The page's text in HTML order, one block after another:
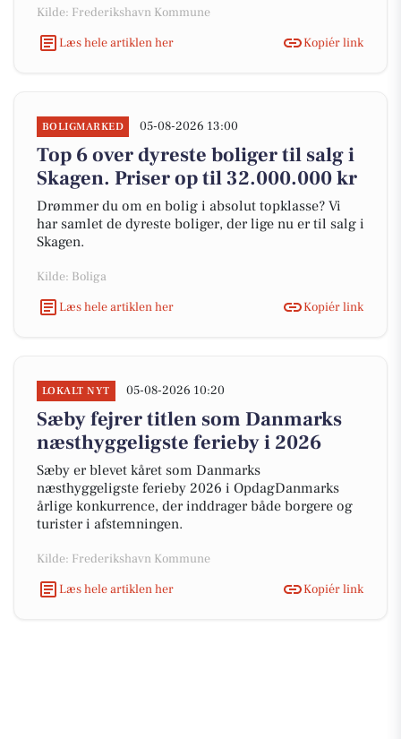
Kilde: Frederikshavn Kommune
Læs hele artiklen her
Kopiér link
BOLIGMARKED 05-08-2026 13:00
Top 6 over dyreste boliger til salg i
Skagen. Priser op til 32.000.000 kr
Drømmer du om en bolig i absolut topklasse? Vi
har samlet de dyreste boliger, der lige nu er til salg i
Skagen.
Kilde: Boliga
Læs hele artiklen her
Kopiér link
LOKALT NYT 05-08-2026 10:20
Sæby fejrer titlen som Danmarks
næsthyggeligste ferieby i 2026
Sæby er blevet kåret som Danmarks
næsthyggeligste ferieby 2026 i OpdagDanmarks
årlige konkurrence, der inddrager både borgere og
turister i afstemningen.
Kilde: Frederikshavn Kommune
Læs hele artiklen her
Kopiér link